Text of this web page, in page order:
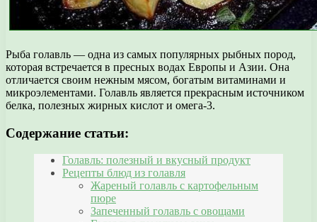
Рыба голавль — одна из самых популярных рыбных пород,
которая встречается в пресных водах Европы и Азии. Она
отличается своим нежным мясом, богатым витаминами и
микроэлементами. Голавль является прекрасным источником
белка, полезных жирных кислот и омега-3.
Содержание статьи:
Голавль: полезный и вкусный продукт
Рецепты блюд из голавля
Жареный голавль с картофельным
пюре
Запеченный голавль с овощами